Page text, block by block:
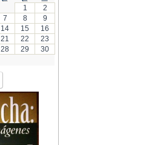
1
2
7 8
9
14 15
16
21 22
23
28 29
30